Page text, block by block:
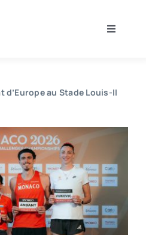
Toggle
d’Europe au Stade Louis-II